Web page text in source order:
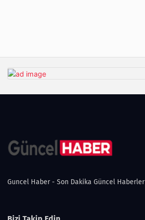
Guncel Haber - Son Dakika Güncel Haberler